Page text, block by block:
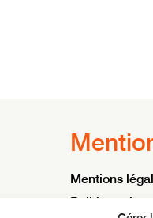
Mentions
Politique de